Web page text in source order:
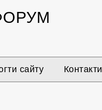
сайту Контакти